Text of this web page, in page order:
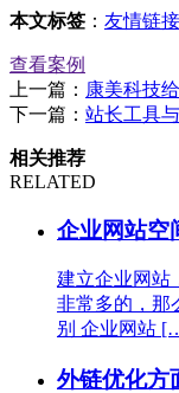
本文标签 ： 友情链接
查看案例
上一篇： 康美科技
下一篇： 站长工具
相关推荐
RELATED
企业网站空
建立企业网站
非常多的，那
别 企业网站
外链优化方